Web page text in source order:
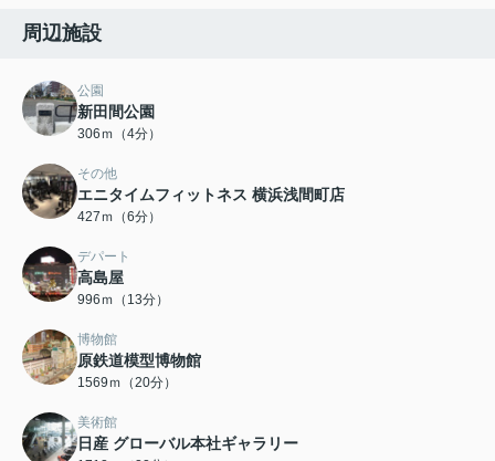
周辺施設
公園
新田間公園
306ｍ（4分）
その他
エニタイムフィットネス 横浜浅間町店
427ｍ（6分）
デパート
高島屋
996ｍ（13分）
博物館
原鉄道模型博物館
1569ｍ（20分）
美術館
日産 グローバル本社ギャラリー